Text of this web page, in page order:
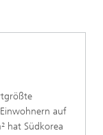
auf
hat Südkorea